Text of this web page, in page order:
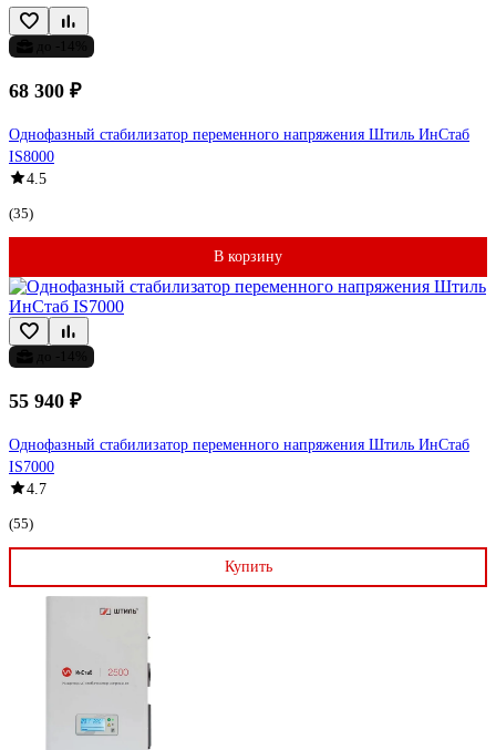
68 300 ₽
Однофазный стабилизатор переменного напряжения Штиль ИнСтаб
IS8000
4.5
(35)
В корзину
55 940 ₽
Однофазный стабилизатор переменного напряжения Штиль ИнСтаб
IS7000
4.7
(55)
Купить